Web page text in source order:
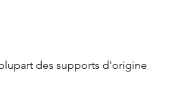
des supports d'origine